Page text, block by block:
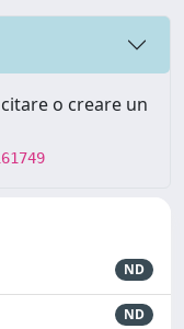
o creare un
ND
ND